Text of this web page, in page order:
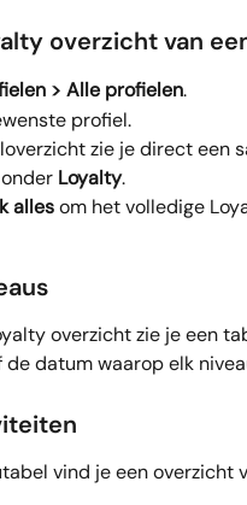
overzicht van
> Alle profielen.
profiel.
zie je direct een
Loyalty.
alles om het volledige
overzicht zie je een
datum waarop elk
vind je een